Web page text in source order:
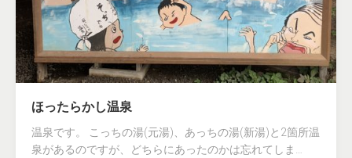
ほったらかし温泉
温泉です。 こっちの湯(元湯)、あっちの湯(新湯)と2箇所温
泉があるのですが、どちらにあったのかは忘れてしま…